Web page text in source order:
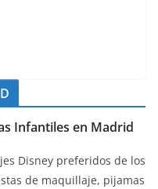
Infantiles en Madrid
Disney preferidos de los
de maquillaje, pijamas